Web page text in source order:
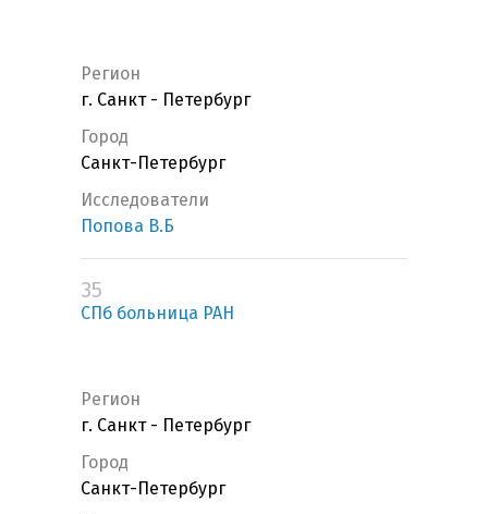
Регион
г. Санкт - Петербург
Город
Санкт-Петербург
Исследователи
Попова В.Б
35
СПб больница РАН
Регион
г. Санкт - Петербург
Город
Санкт-Петербург